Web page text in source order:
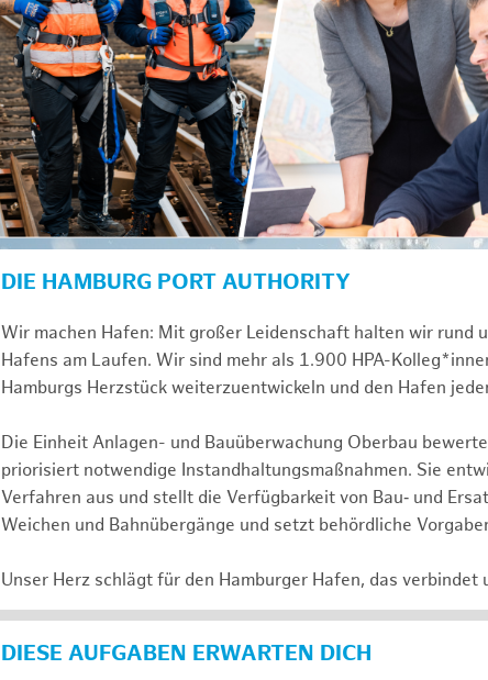
DIE HAMBURG PORT AUTHORITY
Wir machen Hafen: Mit großer Leidenschaft halten wir rund
Hafens am Laufen. Wir sind mehr als 1.900 HPA-
Hamburgs Herzstück weiterzuentwickeln und den Hafen
Die Einheit Anlagen- und Bauüberwachung Oberbau
priorisiert notwendige Instandhaltungsmaßnahmen. Sie
Verfahren aus und stellt die Verfügbarkeit von Bau‑ und
Weichen und Bahnübergänge und setzt behördliche
Unser Herz schlägt für den Hamburger Hafen, das verbindet
DIESE AUFGABEN ERWARTEN DICH